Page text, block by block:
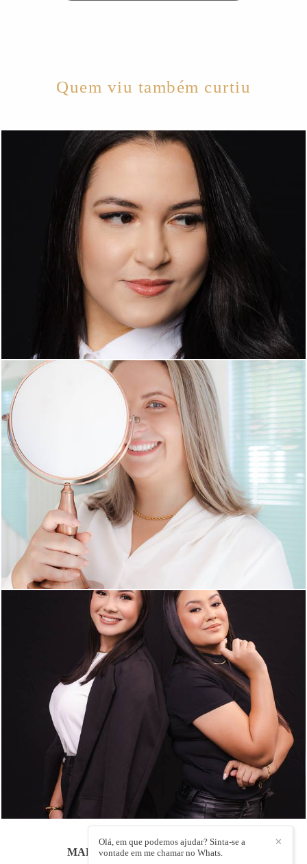
Quem viu também curtiu
352 0
422
448 0
MARCELLO PASSOS/CONTATO
✕
Olá, em que podemos ajudar? Sinta-se a
vontade em me chamar no Whats.